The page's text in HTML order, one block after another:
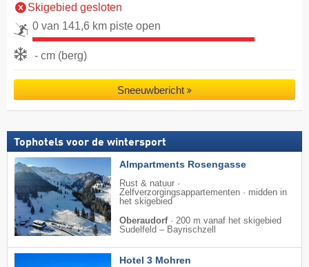
Skigebied gesloten
0 van 141,6 km piste open
- cm (berg)
Sneeuwbericht
Tophotels voor de wintersport
Almpartments Rosengasse
Rust & natuur ·
Zelfverzorgingsappartementen · midden in
het skigebied
Oberaudorf· 200 m vanaf het skigebied
Sudelfeld – Bayrischzell
Hotel 3 Mohren